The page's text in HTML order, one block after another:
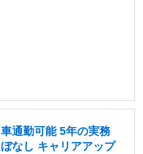
通勤可能 5年の実務
なし キャリアアップ